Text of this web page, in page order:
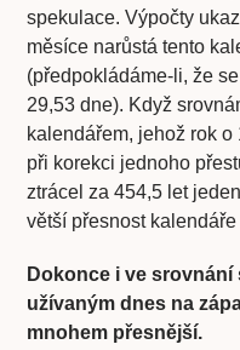
spekulace. Výpočty
měsíce narůstá tento
(předpokládáme-li, že
29,53 dne). Když
kalendářem, jehož rok
při korekci jednoho
ztrácel za 454,5 let
větší přesnost
Dokonce i ve
užívaným dnes na
mnohem přesnější.